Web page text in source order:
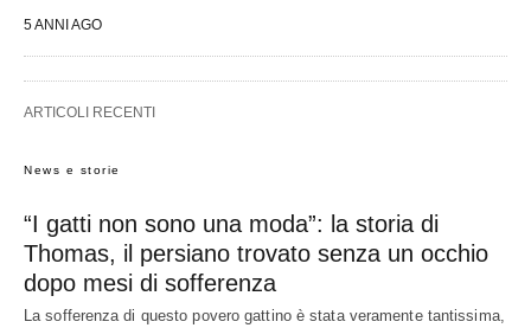
5 ANNI AGO
ARTICOLI RECENTI
News e storie
“I gatti non sono una moda”: la storia di
Thomas, il persiano trovato senza un occhio
dopo mesi di sofferenza
La sofferenza di questo povero gattino è stata veramente tantissima,